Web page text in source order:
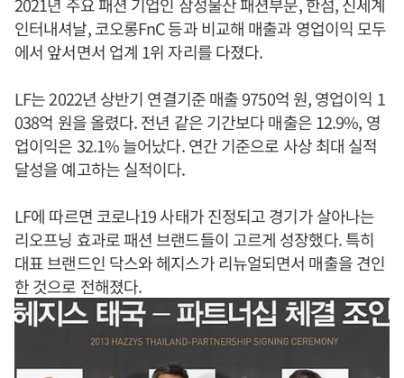
인터내셔날, 코오롱FnC 등과 비교해 매출과 영업이익 모두
에서 앞서면서 업계 1위 자리를 다졌다.
LF는 2022년 상반기 연결기준 매출 9750억 원, 영업이익 1
038억 원을 올렸다. 전년 같은 기간보다 매출은 12.9%, 영
업이익은 32.1% 늘어났다. 연간 기준으로 사상 최대 실적
달성을 예고하는 실적이다.
LF에 따르면 코로나19 사태가 진정되고 경기가 살아나는
리오프닝 효과로 패션 브랜드들이 고르게 성장했다. 특히
대표 브랜드인 닥스와 헤지스가 리뉴얼되면서 매출을 견인
한 것으로 전해졌다.